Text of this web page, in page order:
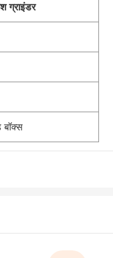
ग्राइंडर
बॉक्स